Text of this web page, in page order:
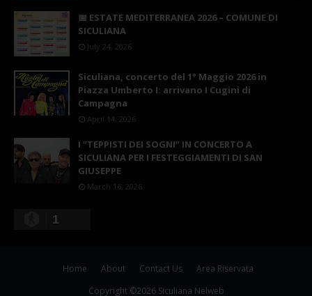
📅 ESTATE MEDITERRANEA 2026 – COMUNE DI
SICULIANA
July 24, 2026
Siculiana, concerto del 1° Maggio 2026 in
Piazza Umberto I: arrivano I Cugini di
Campagna
April 14, 2026
I “TEPPISTI DEI SOGNI” IN CONCERTO A
SICULIANA PER I FESTEGGIAMENTI DI SAN
GIUSEPPE
March 16, 2026
1
Home About Contact Us
Area Riservata
Copyright ©2026 Siculiana Nelweb